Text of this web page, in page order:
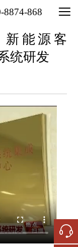
8874-868
新能源客
统研发